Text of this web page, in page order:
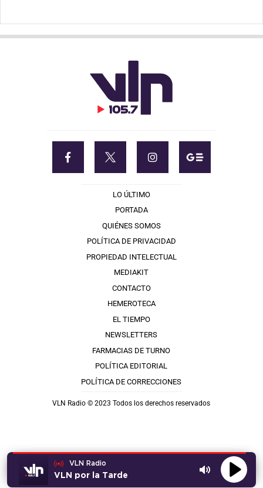
VLN Radio
VLN por la Tarde
LO ÚLTIMO
PORTADA
QUIÉNES SOMOS
POLÍTICA DE PRIVACIDAD
PROPIEDAD INTELECTUAL
MEDIAKIT
CONTACTO
HEMEROTECA
EL TIEMPO
NEWSLETTERS
FARMACIAS DE TURNO
POLÍTICA EDITORIAL
POLÍTICA DE CORRECCIONES
VLN Radio © 2023 Todos los derechos reservados